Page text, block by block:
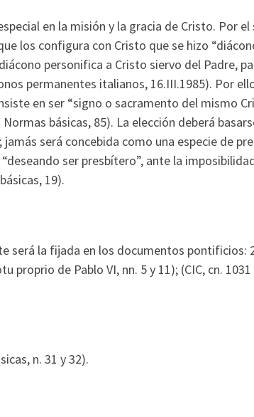
en la misión y la gracia de Cristo. Por
los configura con Cristo que se hizo
personifica a Cristo siervo del Padre,
permanentes italianos, 16.III.1985). Por
en ser “signo o sacramento del mismo
básicas, 85). La elección deberá
será concebida como una especie de
ser presbítero”, ante la
19).
será la fijada en los documentos pontificios:
de Pablo VI, nn. 5 y 11); (CIC, cn.
n. 31 y 32).